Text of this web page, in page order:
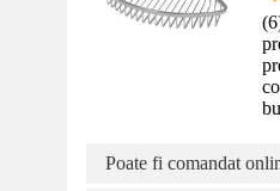
(6
Poate fi comandat